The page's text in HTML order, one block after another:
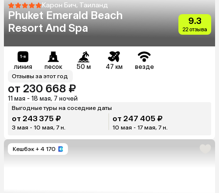
Карон Бич, Таиланд
Phuket Emerald Beach
Resort And Spa
9.3
22 отзыва
линия песок 50 м 47 км везде
Отзывы за этот год
от 230 668 ₽
11 мая - 18 мая, 7 ночей
Выгодные туры на соседние даты
от 243 375 ₽
3 мая - 10 мая, 7 н.
от 247 405 ₽
10 мая - 17 мая, 7 н.
Кешбэк + 4 170